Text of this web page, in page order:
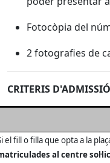
Fotocòpia del
2 fotografies de
CRITERIS D'ADMISSIÓ
el fill o filla que opta a la
al centre